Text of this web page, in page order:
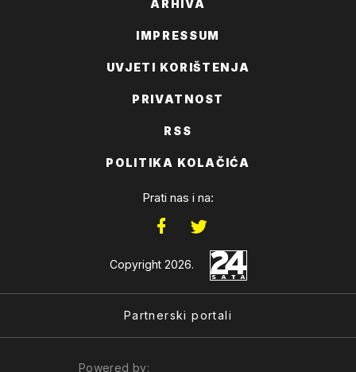
ARHIVA
IMPRESSUM
UVJETI KORIŠTENJA
PRIVATNOST
RSS
POLITIKA KOLAČIĆA
Prati nas i na:
Copyright 2026.
Partnerski portali
Powered by: